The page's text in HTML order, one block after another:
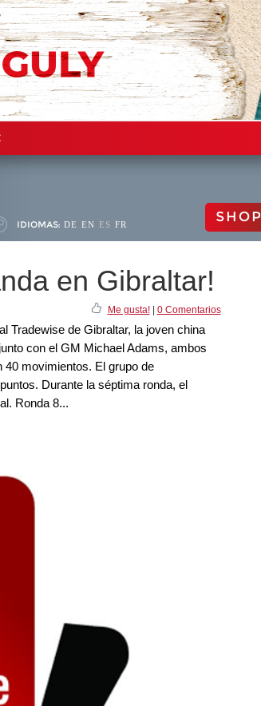
IDIOMAS: DE EN ES FR SHOP
en Gibraltar!
Me gusta!| 0 Comentarios
Tradewise de Gibraltar, la joven china
con el GM Michael Adams, ambos
40 movimientos. El grupo de
Durante la séptima ronda, el
Ronda 8...